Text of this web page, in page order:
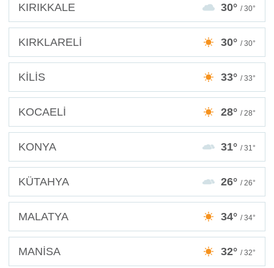
KIRIKKALE 30° / 30°
KIRKLARELİ 30° / 30°
KİLİS 33° / 33°
KOCAELİ 28° / 28°
KONYA 31° / 31°
KÜTAHYA 26° / 26°
MALATYA 34° / 34°
MANİSA 32° / 32°